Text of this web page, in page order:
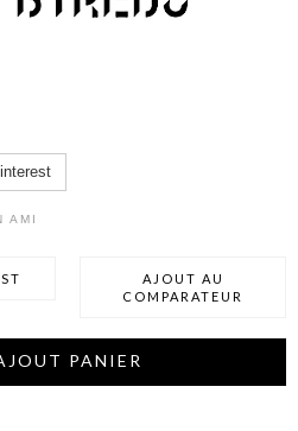
AMI
AJOUT AU
COMPARATEUR
PANIER